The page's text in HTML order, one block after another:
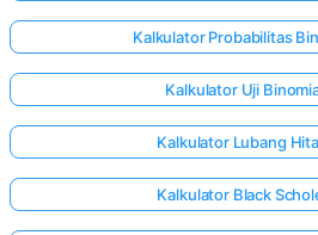
Kalkulator Probabilitas
Kalkulator Uji
Kalkulator Lubang
Kalkulator Black